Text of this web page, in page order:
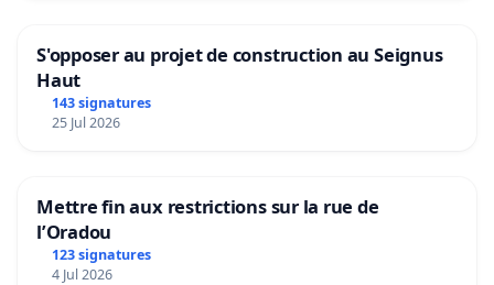
S'opposer au projet de construction au Seignus
Haut
143 signatures
25 Jul 2026
Mettre fin aux restrictions sur la rue de
l’Oradou
123 signatures
4 Jul 2026